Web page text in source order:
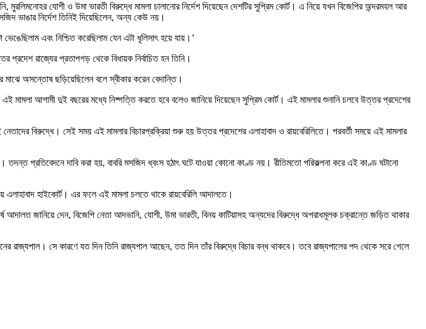
মুরলিমনোহর যোশী ও উমা ভারতী বিরুদ্ধে মামলা চালানোর নির্দেশ দিয়েছেন দেশটির সুপ্রিম কোর্ট। এ নিয়ে যখন বিজেপির অন্দরমহল আর
ভাঙার নির্দেশ তিনিই দিয়েছিলেন, অন্য কেউ নয়।
এবং নিশ্চিত করেছিলাম যেন এটা ধূলিসাৎ হয়ে যায়।’
রাজ্যের প্রতাপগড় থেকে বিধায়ক নির্বাচিত হন তিনি।
মাঝে অসন্তোষ ছড়িয়েছিলেন বলে স্বীকার করেন বেদান্তি।
মামলা আগামী দুই বছরের মধ্যে নিষ্পত্তি করতে হবে বলেও জানিয়ে দিয়েছেন সুপ্রিম কোর্ট। এই মামলার শুনানি চলবে উত্তর প্রদেশের
বিরুদ্ধে। সেই সময় এই মামলার বিচারপ্রক্রিয়া শুরু হয় উত্তর প্রদেশের এলাহাবাদ ও রায়বেরিলিতে। পরবর্তী সময়ে এই মামলার
প্রতিবেদনে দাবি করা হয়, বাবরি মসজিদ ধ্বংস হঠাৎ ঘটে যাওয়া কোনো কাণ্ড নয়। রীতিমতো পরিকল্পনা করে এই কাণ্ড ঘটানো
হাইকোর্ট। এর ফলে এই মামলা চলতে থাকে রায়বেরিলি আদালতে।
আদালত জানিয়ে দেন, বিজেপি নেতা আদভানি, যোশী, উমা ভারতী, বিনয় কাটিয়াসহ অন্যদের বিরুদ্ধে অপরাধমূলক চক্রান্তে জড়িত থাকার
রাজ্যপাল। সে কারণে যত দিন তিনি রাজ্যপাল আছেন, তত দিন তাঁর বিরুদ্ধে বিচার বন্ধ থাকবে। তবে রাজ্যপালের পদ থেকে সরে গেলে